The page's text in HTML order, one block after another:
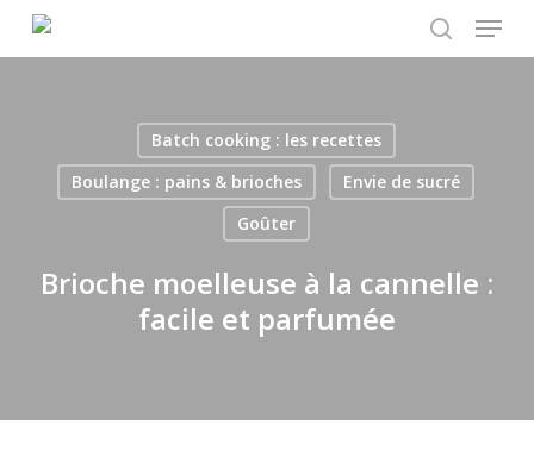
search
Menu
Batch cooking : les recettes
Boulange : pains & brioches
Envie de sucré
Goûter
Brioche moelleuse à la cannelle :
facile et parfumée